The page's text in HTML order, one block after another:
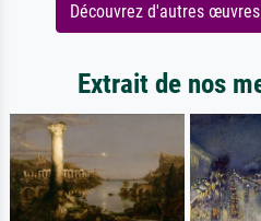
Découvrez d'autres
Extrait de nos